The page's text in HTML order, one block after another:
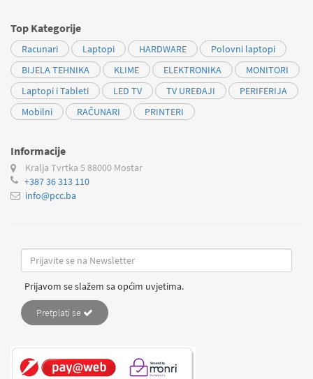
Top Kategorije
Racunari Laptopi HARDWARE
Polovni laptopi
BIJELA TEHNIKA
KLIME ELEKTRONIKA
MONITORI
Laptopi i Tableti
LED TV TV UREĐAJI
PERIFERIJA
Mobilni
RAČUNARI PRINTERI
Informacije
Kralja Tvrtka 5 88000 Mostar
+387 36 313 110
info@pcc.ba
Prijavom se slažem sa općim uvjetima.
Pretplati se